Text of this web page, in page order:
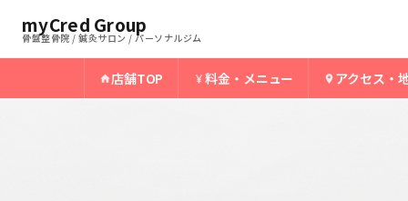
myCred Group
骨盤整骨院 / 鍼灸サロン / パーソナルジム
店舗TOP 料金・メニュー アクセス・
ホーム › 宮崎骨盤整骨院